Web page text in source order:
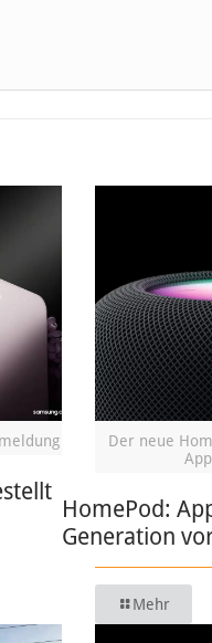
Der neue
HomePod:
Generation
Mehr